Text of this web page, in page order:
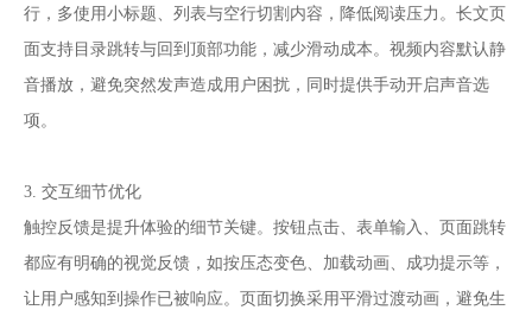
行，多使用小标题、列表与空行切割内容，降低阅读压力。长文页
面支持目录跳转与回到顶部功能，减少滑动成本。视频内容默认静
音播放，避免突然发声造成用户困扰，同时提供手动开启声音选
项。
3. 交互细节优化
触控反馈是提升体验的细节关键。按钮点击、表单输入、页面跳转
都应有明确的视觉反馈，如按压态变色、加载动画、成功提示等，
让用户感知到操作已被响应。页面切换采用平滑过渡动画，避免生